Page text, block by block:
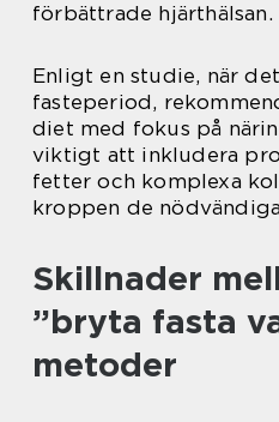
förbättrade hjärthälsan.
Enligt en studie, när
fasteperiod,
diet med fokus på
viktigt att inkludera
fetter och komplexa
kroppen de
Skillnader
”bryta fasta
metoder